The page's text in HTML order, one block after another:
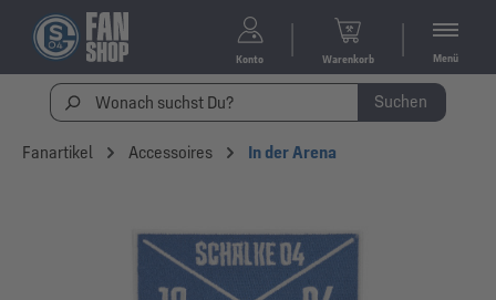
Konto Warenkorb Menü
Suchen
Fanartikel Accessoires In der Arena